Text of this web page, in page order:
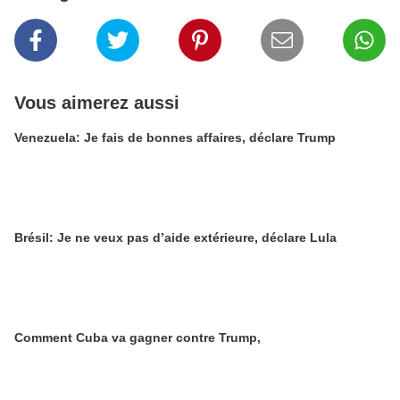
Vous aimerez aussi
Venezuela: Je fais de bonnes affaires, déclare Trump
Brésil: Je ne veux pas d’aide extérieure, déclare Lula
Comment Cuba va gagner contre Trump,